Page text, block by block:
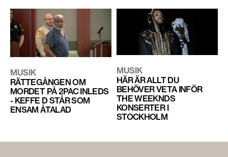
MUSIK
RÄTTEGÅNGEN OM
MORDET PÅ 2PAC INLEDS
- KEFFE D STÅR SOM
ENSAM ÅTALAD
MUSIK
HÄR ÄR ALLT DU
BEHÖVER VETA INFÖR
THE WEEKNDS
KONSERTER I
STOCKHOLM